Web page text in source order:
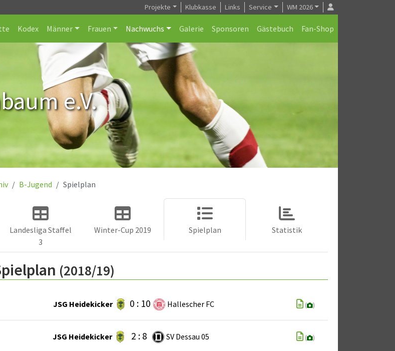
Projekte Klubkasse Links Service WM 2026
Kodex Männer Frauen Nachwuchs Galerie Sponsoren Gästebuch Fan-Shop
e.V.
B-Jugend Spielplan
Landesliga Staffel
3
Winter-Cup 2019 Spielplan Statistik
(2018/19)
JSG Heidekicker 0 : 10 Hallescher FC ( )
JSG Heidekicker 2 : 8 SV Dessau 05 ( )